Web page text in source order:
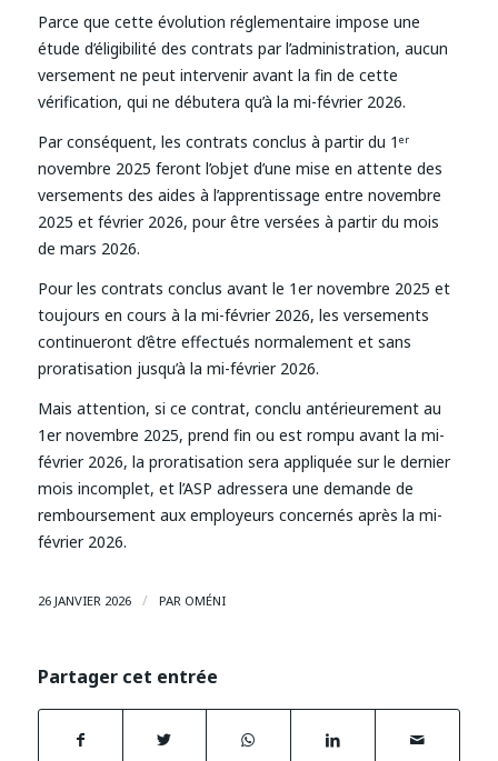
Parce que cette évolution réglementaire impose une
étude d’éligibilité des contrats par l’administration, aucun
versement ne peut intervenir avant la fin de cette
vérification, qui ne débutera qu’à la mi-février 2026.
Par conséquent, les contrats conclus à partir du 1ᵉʳ
novembre 2025 feront l’objet d’une mise en attente des
versements des aides à l’apprentissage entre novembre
2025 et février 2026, pour être versées à partir du mois
de mars 2026.
Pour les contrats conclus avant le 1er novembre 2025 et
toujours en cours à la mi-février 2026, les versements
continueront d’être effectués normalement et sans
proratisation jusqu’à la mi-février 2026.
Mais attention, si ce contrat, conclu antérieurement au
1er novembre 2025, prend fin ou est rompu avant la mi-
février 2026, la proratisation sera appliquée sur le dernier
mois incomplet, et l’ASP adressera une demande de
remboursement aux employeurs concernés après la mi-
février 2026.
26 JANVIER 2026 / PAR OMÉNI
Partager cet entrée